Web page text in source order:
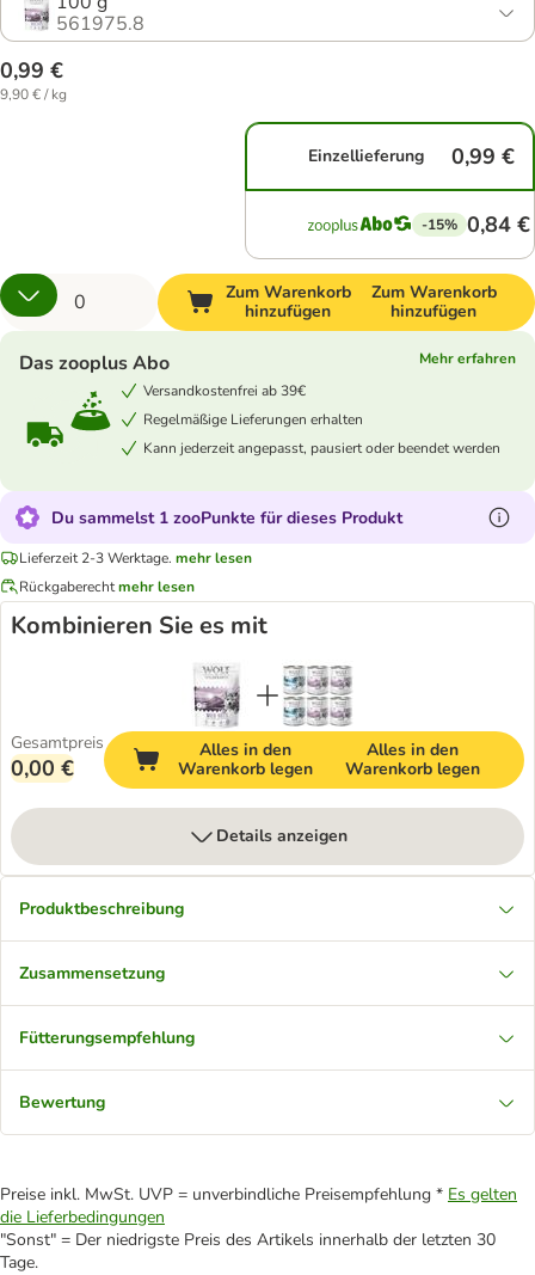
561975.8
0,99 €
9,90 € / kg
Einzellieferung 0,99 €
-15% 0,84 €
Zum Warenkorb
hinzufügen
Zum Warenkorb
hinzufügen
Das zooplus Abo
Mehr erfahren
Versandkostenfrei ab 39€
Regelmäßige Lieferungen erhalten
Kann jederzeit angepasst, pausiert oder beendet werden
Du sammelst 1 zooPunkte für dieses Produkt
Lieferzeit 2-3 Werktage. mehr lesen
Rückgaberechtmehr lesen
Kombinieren Sie es mit
Gesamtpreis
0,00 €
Alles in den
Warenkorb legen
Alles in den
Warenkorb legen
Details anzeigen
Produktbeschreibung
Zusammensetzung
Fütterungsempfehlung
Bewertung
Preise inkl. MwSt. UVP = unverbindliche Preisempfehlung * Es gelten
die Lieferbedingungen
"Sonst" = Der niedrigste Preis des Artikels innerhalb der letzten 30
Tage.